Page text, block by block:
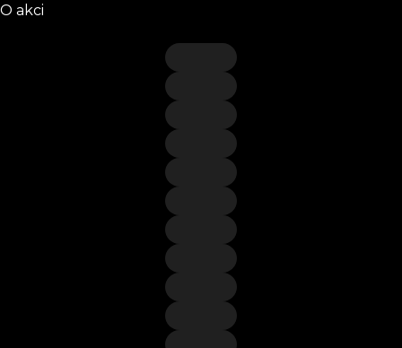
O akci